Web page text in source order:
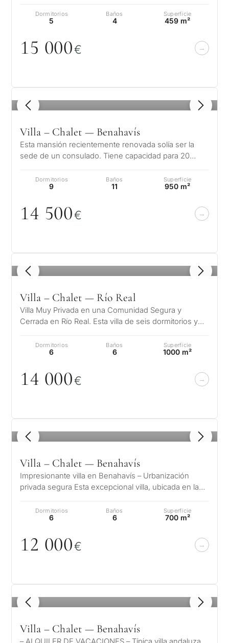
Dormitorios
5
Baños
4
Superficie
459 m²
15 000€
1 / 8
Villa – Chalet — Benahavís
Esta mansión recientemente renovada solía ser la
sede de un consulado. Tiene capacidad para 20
Dormitorios
9
Baños
11
Superficie
950 m²
14 500€
1 / 8
Villa – Chalet — Río Real
Villa Muy Privada en una Comunidad Segura y
Cerrada en Río Real. Esta villa de seis dormitorios y
Dormitorios
6
Baños
6
Superficie
1000 m²
14 000€
1 / 8
Villa – Chalet — Benahavís
Impresionante villa en Benahavís – Urbanización
privada segura Esta excepcional villa, ubicada en la
Dormitorios
6
Baños
6
Superficie
700 m²
12 000€
1 / 8
Villa – Chalet — Benahavís
seleccionaremos
propiedades y soluciones
objetivos y requisitos
1 / 7
Confidencial • A su medida
Atrás
✓
Sin spam ni
publicidad
experta
Confidencial
Al enviar, aceptas la
privacidad